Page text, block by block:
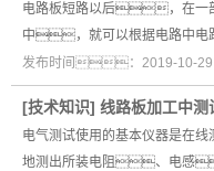
电路板短路以后，在一
中，就可以根据电路中电
发布时间：2019-10-
[技术知识] 线路板加工中测
电气测试使用的基本仪器是在
地测出所装电阻、电